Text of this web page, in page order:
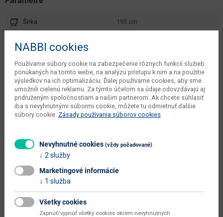
Šírka 195 cm
čistá váha dodávateľa 3 kg
kusov v balení dodávateľa 1 ks
váha s obalom dodávateľa 3.5 kg
typové označenie
dodáva sa v demonte
údržba
NABBI cookies
Používame súbory cookie na zabezpečenie rôznych funkcií služieb
ponúkaných na tomto webe, na analýzu prístupu k nim a na použitie
výsledkov na ich optimalizáciu. Ďalej používame cookies, aby sme
umožnili cielenú reklamu. Za týmto účelom sa údaje odovzdávajú aj
pridruženým spoločnostiam a našim partnerom. Ak chcete súhlasiť
iba s nevyhnutnými súbormi cookie, môžete tu odmietnuť ďalšie
súbory cookie. Zásady používania súborov cookies
Nevyhnutné cookies (vždy požadované)
2 služby
Marketingové informácie
1 služba
Všetky cookies
Zapnúť/vypnúť všetky cookies okrem nevyhnutných